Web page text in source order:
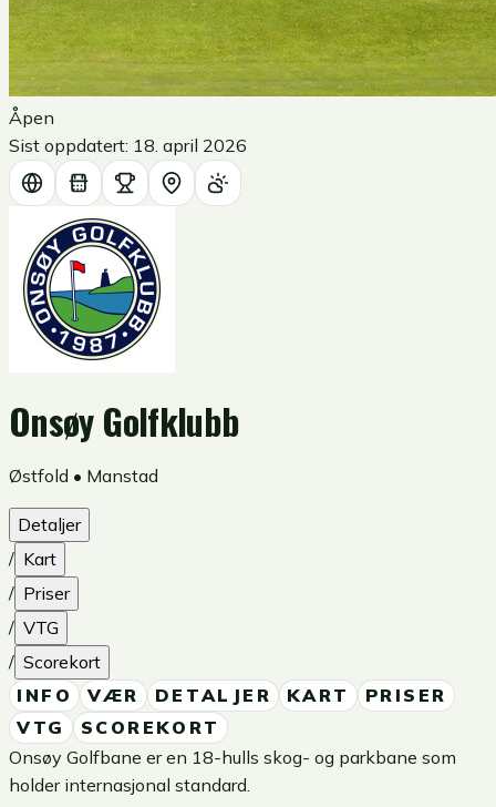
Åpen
Sist oppdatert: 18. april 2026
Onsøy Golfklubb
Østfold • Manstad
Detaljer
/ Kart
/ Priser
/ VTG
/ Scorekort
INFO
VÆR DETALJER KART
PRISER
VTG
SCOREKORT
Onsøy Golfbane er en 18-hulls skog- og parkbane som
holder internasjonal standard.